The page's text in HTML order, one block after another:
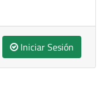
Iniciar Sesión